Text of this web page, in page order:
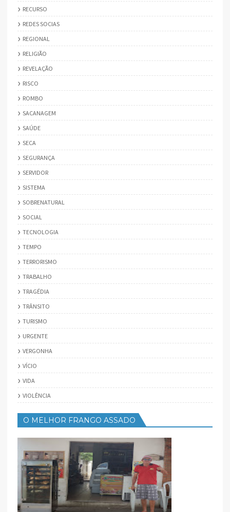
RECURSO
REDES SOCIAS
REGIONAL
RELIGIÃO
REVELAÇÃO
RISCO
ROMBO
SACANAGEM
SAÚDE
SECA
SEGURANÇA
SERVIDOR
SISTEMA
SOBRENATURAL
SOCIAL
TECNOLOGIA
TEMPO
TERRORISMO
TRABALHO
TRAGÉDIA
TRÂNSITO
TURISMO
URGENTE
VERGONHA
VÍCIO
VIDA
VIOLÊNCIA
O MELHOR FRANGO ASSADO